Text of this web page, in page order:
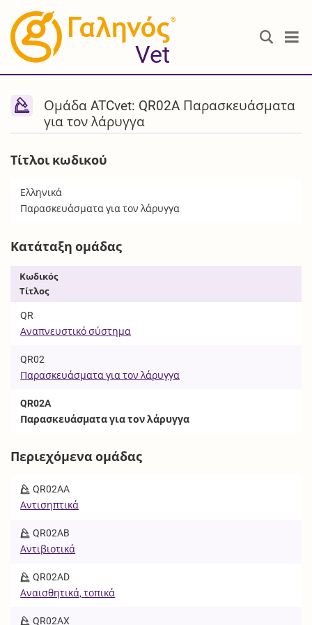
®
Vet
Ομάδα ATCvet: QR02A Παρασκευάσματα
για τον λάρυγγα
Τίτλοι κωδικού
Ελληνικά
Παρασκευάσματα για τον λάρυγγα
Κατάταξη ομάδας
Κωδικός
Τίτλος
QR
Αναπνευστικό σύστημα
QR02
Παρασκευάσματα για τον λάρυγγα
QR02A
Παρασκευάσματα για τον λάρυγγα
Περιεχόμενα ομάδας
QR02AA
Αντισηπτικά
QR02AB
Αντιβιοτικά
QR02AD
Αναισθητικά, τοπικά
QR02AX